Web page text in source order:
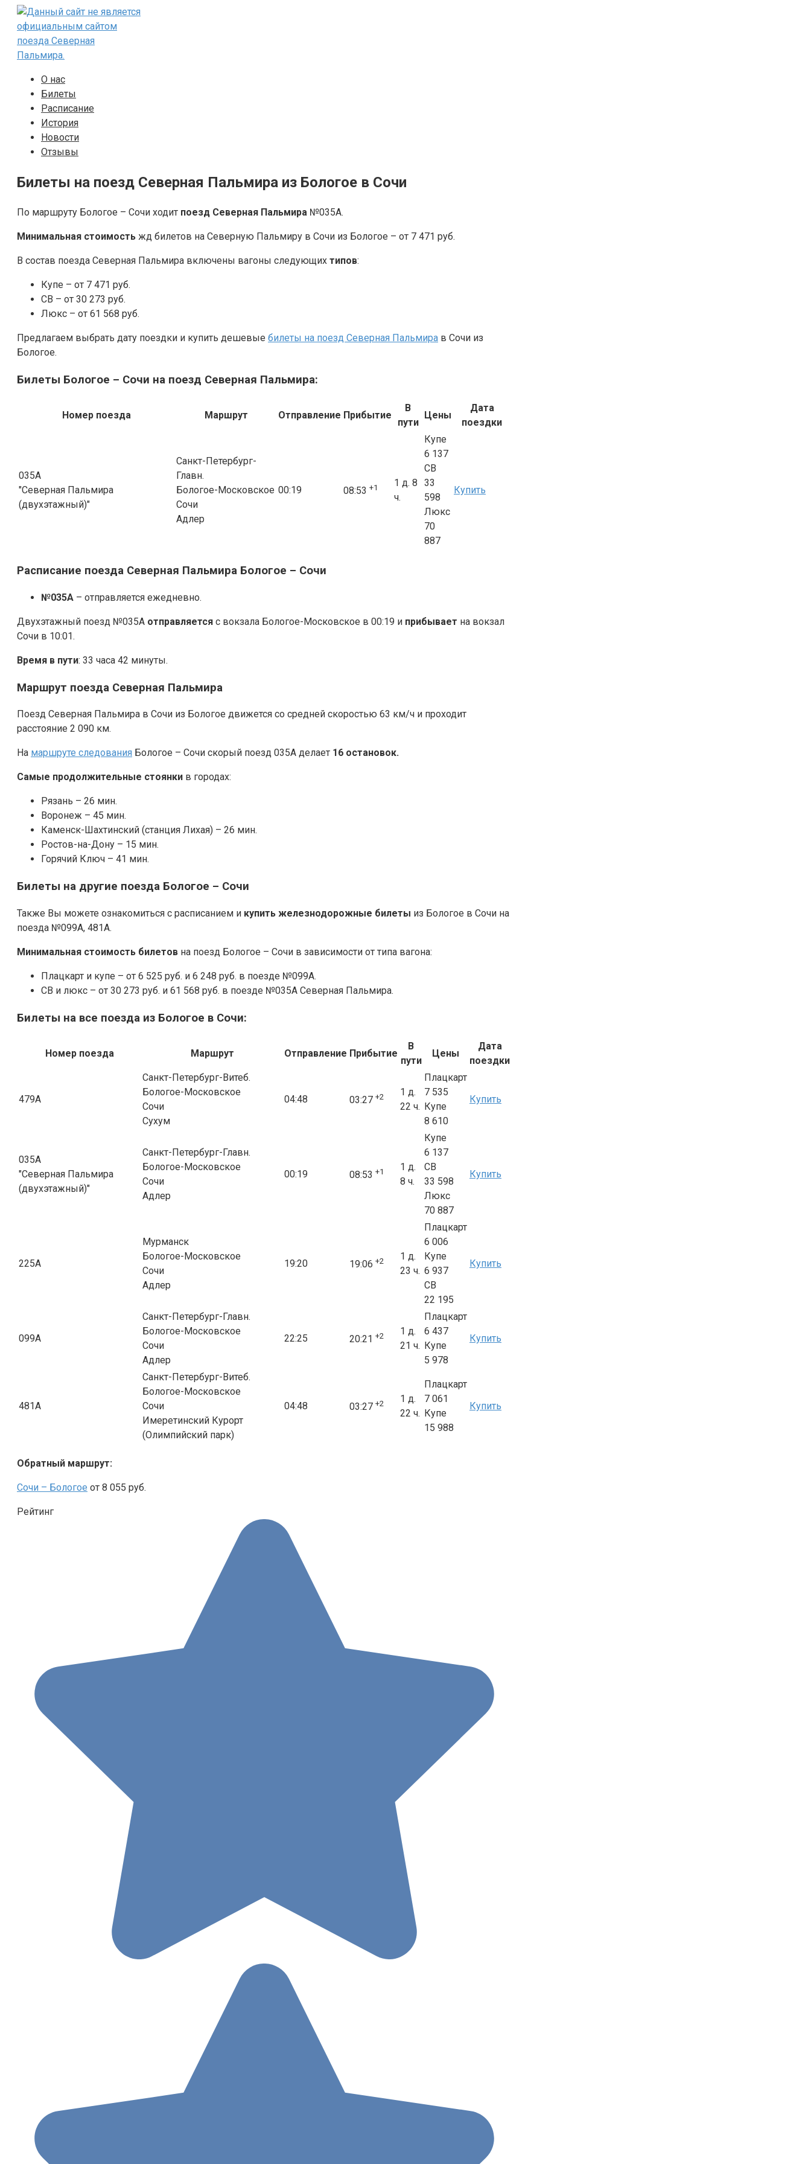
Перейти
контенту
О нас
Билеты
Расписание
История
Новости
Отзывы
Билеты на поезд Северная Пальмира из Бологое в Сочи
По маршруту Бологое – Сочи ходит поезд Северная Пальмира №035А.
Минимальная стоимость жд билетов на Северную Пальмиру в Сочи из Бологое – от 7 471 руб.
В состав поезда Северная Пальмира включены вагоны следующих типов:
Купе – от 7 471 руб.
СВ – от 30 273 руб.
Люкс – от 61 568 руб.
Предлагаем выбрать дату поездки и купить дешевые билеты на поезд Северная Пальмира в Сочи из
Бологое.
Билеты Бологое – Сочи на поезд Северная Пальмира:
Номер поезда Маршрут Отправление Прибытие
В
пути
Цены
Дата
поездки
035А
"Северная Пальмира
(двухэтажный)"
Санкт-Петербург-
Главн.
Бологое-Московское
Сочи
Адлер
00:19 08:53 +1
1 д. 8
ч.
Купе
6 137
СВ
33
598
Люкс
70
887
Купить
Расписание поезда Северная Пальмира Бологое – Сочи
№035А – отправляется ежедневно.
Двухэтажный поезд №035А отправляется с вокзала Бологое-Московское в 00:19 и прибывает на вокзал
Сочи в 10:01.
Время в пути: 33 часа 42 минуты.
Маршрут поезда Северная Пальмира
Поезд Северная Пальмира в Сочи из Бологое движется со средней скоростью 63 км/ч и проходит
расстояние 2 090 км.
На маршруте следования Бологое – Сочи скорый поезд 035А делает 16 остановок.
Самые продолжительные стоянки в городах:
Рязань – 26 мин.
Воронеж – 45 мин.
Каменск-Шахтинский (станция Лихая) – 26 мин.
Ростов-на-Дону – 15 мин.
Горячий Ключ – 41 мин.
Билеты на другие поезда Бологое – Сочи
Также Вы можете ознакомиться с расписанием и купить железнодорожные билеты из Бологое в Сочи на
поезда №099А, 481А.
Минимальная стоимость билетов на поезд Бологое – Сочи в зависимости от типа вагона:
Плацкарт и купе – от 6 525 руб. и 6 248 руб. в поезде №099А.
СВ и люкс – от 30 273 руб. и 61 568 руб. в поезде №035А Северная Пальмира.
Билеты на все поезда из Бологое в Сочи:
Номер поезда Маршрут Отправление Прибытие
В
пути
Цены
Дата
поездки
479А
Санкт-Петербург-Витеб.
Бологое-Московское
Сочи
Сухум
04:48 03:27 +2
1 д.
22 ч.
Плацкарт
7 535
Купе
8 610
Купить
035А
"Северная Пальмира
(двухэтажный)"
Санкт-Петербург-Главн.
Бологое-Московское
Сочи
Адлер
00:19 08:53 +1
1 д.
8 ч.
Купе
6 137
СВ
33 598
Люкс
70 887
Купить
225А
Мурманск
Бологое-Московское
Сочи
Адлер
19:20 19:06 +2
1 д.
23 ч.
Плацкарт
6 006
Купе
6 937
СВ
22 195
Купить
099А
Санкт-Петербург-Главн.
Бологое-Московское
Сочи
Адлер
22:25 20:21 +2
1 д.
21 ч.
Плацкарт
6 437
Купе
5 978
Купить
481А
Санкт-Петербург-Витеб.
Бологое-Московское
Сочи
Имеретинский Курорт
(Олимпийский парк)
04:48 03:27 +2
1 д.
22 ч.
Плацкарт
7 061
Купе
15 988
Купить
Обратный маршрут:
Сочи – Бологое от 8 055 руб.
Рейтинг